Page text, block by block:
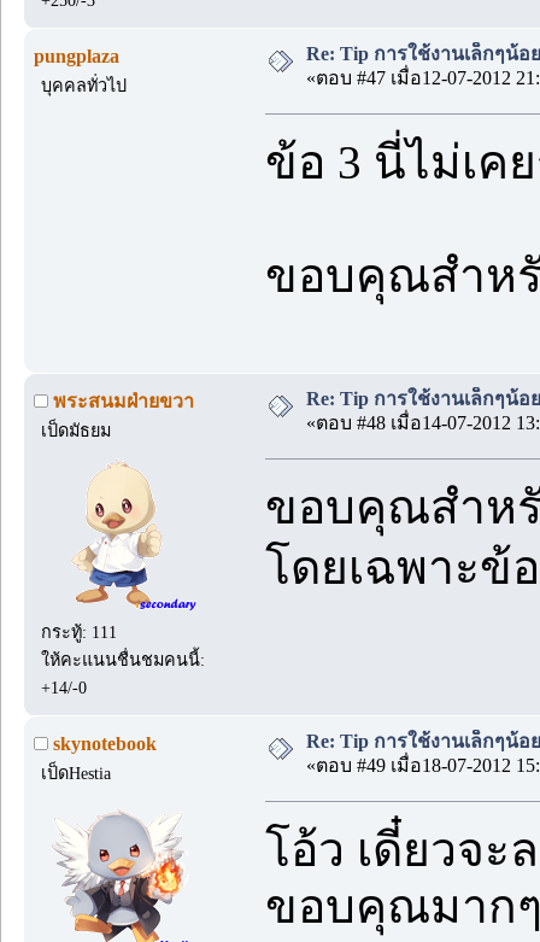
pungplaza
บุคคลทั่วไป
Re: Tip การใช้งานเล็กๆน้อ
«ตอบ #47 เมื่อ12-07-2012
ข้อ 3 นี่ไม่เค
ขอบคุณสำห
พระสนมฝ่ายขวา
เป็ดมัธยม
กระทู้: 111
ให้คะแนนชื่นชมคนนี้:
+14/-0
Re: Tip การใช้งานเล็กๆน้อ
«ตอบ #48 เมื่อ14-07-2012
ขอบคุณสำห
โดยเฉพาะข้
skynotebook
เป็ดHestia
Re: Tip การใช้งานเล็กๆน้อ
«ตอบ #49 เมื่อ18-07-2012
โอ้ว เดี๋ยวจะ
ขอบคุณมากๆ